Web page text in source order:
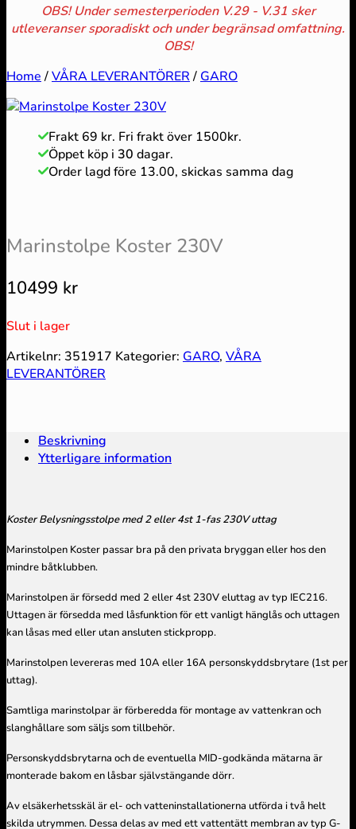
OBS! Under semesterperioden V.29 - V.31 sker
utleveranser sporadiskt och under begränsad omfattning.
OBS!
Home /VÅRA LEVERANTÖRER / GARO
Frakt 69 kr. Fri frakt över 1500kr.
Öppet köp i 30 dagar.
Order lagd före 13.00, skickas samma dag
Marinstolpe Koster 230V
10499 kr
Slut i lager
Artikelnr: 351917 Kategorier: GARO, VÅRA
LEVERANTÖRER
Beskrivning
Ytterligare information
Koster Belysningsstolpe med 2 eller 4st 1-fas 230V uttag
Marinstolpen Koster passar bra på den privata bryggan eller hos den
mindre båtklubben.
Marinstolpen är försedd med 2 eller 4st 230V eluttag av typ IEC216.
Uttagen är försedda med låsfunktion för ett vanligt hänglås och uttagen
kan låsas med eller utan ansluten stickpropp.
Marinstolpen levereras med 10A eller 16A personskyddsbrytare (1st per
uttag).
Samtliga marinstolpar är förberedda för montage av vattenkran och
slanghållare som säljs som tillbehör.
Personskyddsbrytarna och de eventuella MID-godkända mätarna är
monterade bakom en låsbar självstängande dörr.
Av elsäkerhetsskäl är el- och vatteninstallationerna utförda i två helt
skilda utrymmen. Dessa delas av med ett vattentätt membran av typ G-